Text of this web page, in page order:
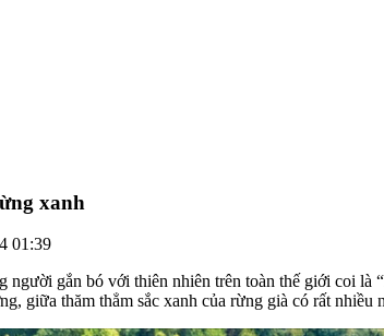
xanh
01:39
gắn bó với thiên nhiên trên toàn thế giới coi
giữa thăm thẳm sắc xanh của rừng già có rất